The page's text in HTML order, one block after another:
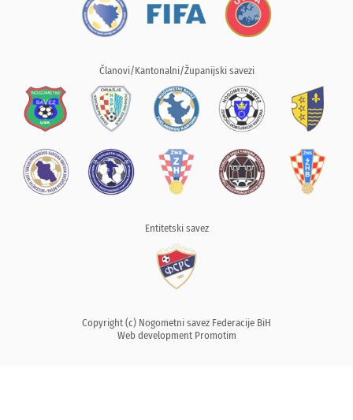
Članovi/Kantonalni/Županijski savezi
Entitetski savez
Copyright (c) Nogometni savez Federacije BiH
Web development Promotim